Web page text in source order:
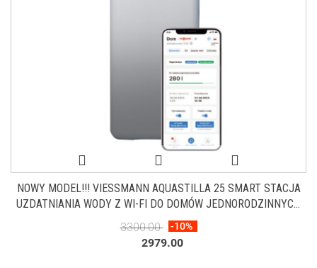
NOWY MODEL!!! VIESSMANN AQUASTILLA 25 SMART STACJA
UZDATNIANIA WODY Z WI-FI DO DOMÓW JEDNORODZINNYCH
7913469
3300.00 -10%
2979.00